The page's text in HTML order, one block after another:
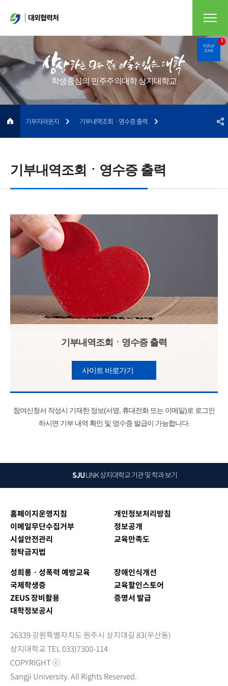
POPUP
ZONE
1
대외협력처
학생중심의 민주주의대학 상지대학교
기부내역조회ㆍ영수증 출력
기부자라운지 기부내역조회ㆍ영수증 출력
기부내역조회ㆍ영수증 출력
참여신청서 작성시 기재한 정보(서명, 휴대전화 또는 이메일)로 로그인
하시면 기부 내역 확인 및 영수증 발급이 가능합니다.
사이트 바로가기
SJULINK상지대학교 기관 및 학과 보기
홈페이지운영지침
개인정보처리방침
이메일무단수집거부
정보공개
시설안전관리
교육만족도
청탁금지법
성희롱ㆍ성폭력 예방교육
장애인식개선
국제학생증
교육할인스토어
ZEUS 장비활용
증명서 발급
대학정보공시
26339 강원특별자치도 원주시 상지대길 83(우산동)
상지대학교 TEL 033)7300-114
COPYRIGHT ⓒ
Sangji University. All Rights Reserved.